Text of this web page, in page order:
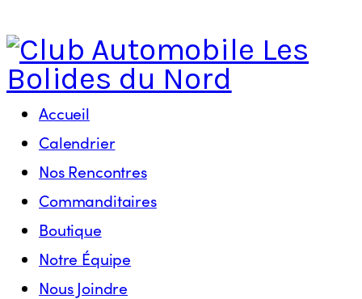
Accueil
Calendrier
Nos Rencontres
Commanditaires
Boutique
Notre Équipe
Nous Joindre